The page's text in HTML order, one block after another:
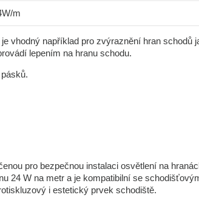
m
je vhodný například pro zvýraznění hran schodů
lepením na hranu schodu.
pro bezpečnou instalaci osvětlení na
24 W na metr a je kompatibilní se
i estetický prvek schodiště.